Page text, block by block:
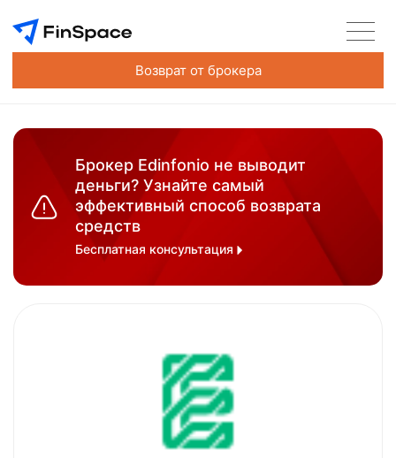
Возврат от брокера
Брокер Edinfonio не выводит
деньги? Узнайте самый
эффективный способ возврата
средств
Бесплатная консультация